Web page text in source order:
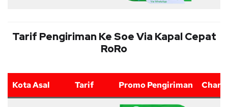
Tarif Pengiriman Ke Soe Via Kapal Cepat
RoRo
Kota Asal Tarif Promo Pengiriman